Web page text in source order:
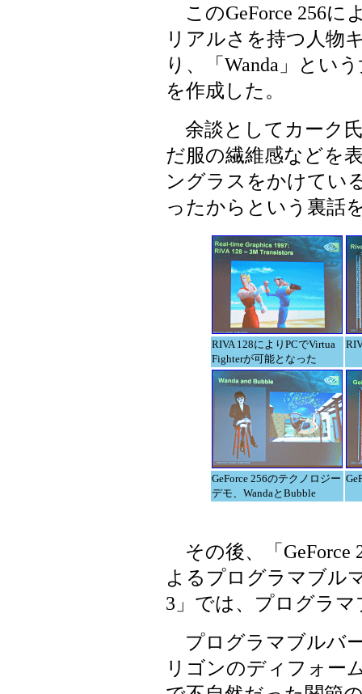
このGeForce 256に
リアルさを持つ人物
り、「Wanda」とい
を作成した。
余談としてカーク
だ服の繊維感などを
ングラスをかけてい
ったからという裏話
RIVA 128によりPCでVirtua
Fighterが可能となった
GeForce 256のテクノロジー
デモ、WandaとBubble
その後、「GeForce
よるプログラマブル
3」では、プログラ
プログラマブルバ
リゴンのディフォー